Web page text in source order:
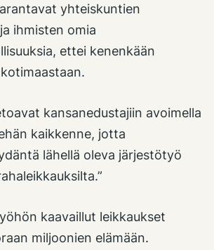
yhteiskuntien
ihmisten omia
ettei kenenkään
kansanedustajiin avoimella
kaikkenne, jotta
lähellä oleva järjestötyö
kaavaillut leikkaukset
miljoonien elämään.